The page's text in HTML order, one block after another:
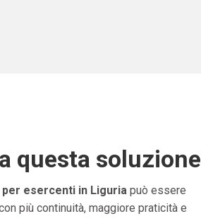
questa soluzione
per esercenti in Liguriapuò essere
più continuità, maggiore praticità e